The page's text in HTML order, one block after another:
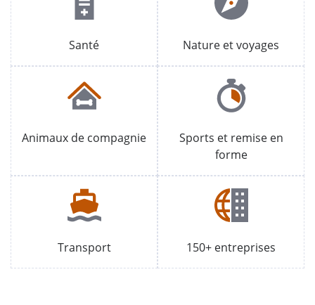
Santé Nature et voyages
Animaux de compagnie
Sports et remise en
forme
Transport 150+ entreprises